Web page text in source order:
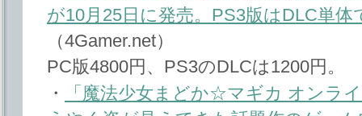
が10月25日に発売。PS3版はDLC単
（4Gamer.net）
PC版4800円、PS3のDLCは1200円。
・
「魔法少女まどか☆マギカ オンラ